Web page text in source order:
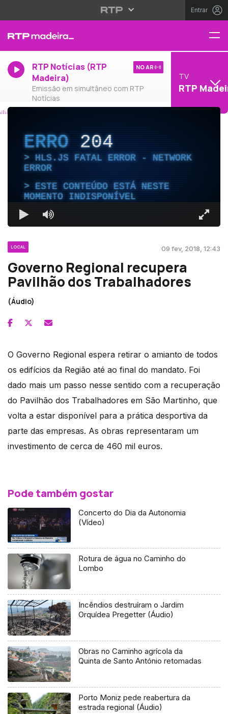
Entrar
RTP Notícias (RTP
Madeira)
Emissão em simultâneo com RTP
Notícias
NO AR
TV
RTP
ERRO204
HLS.JS FATAL ERROR - NETWORK
ERROR
ESTE CONTEÚDO ESTÁ NESTE
MOMENTO INDISPONÍVEL
LOCAL 09 fev, 2018, 12:43
Governo Regional recupera
Pavilhão dos Trabalhadores
(Áudio)
O Governo Regional espera retirar o amianto de todos
os edifícios da Região até ao final do mandato. Foi
dado mais um passo nesse sentido com a recuperação
do Pavilhão dos Trabalhadores em São Martinho, que
volta a estar disponível para a prática desportiva da
parte das empresas. As obras representaram um
investimento de cerca de 460 mil euros.
Pode também gostar
Concerto do Dia da Autonomia
(Vídeo)
Rotura de água no Caminho do
Lombo
Incêndios destruíram o Jardim
Orquídea Pregetter (Áudio)
Obras no Caminho agrícola da
Quinta de Santo António retomadas
Porto Moniz pede reabertura da
estrada regional (Áudio)